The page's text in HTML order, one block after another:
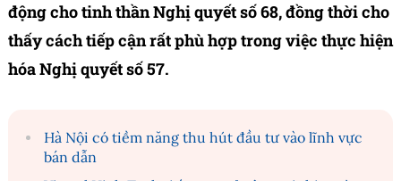
động cho tinh thần Nghị quyết số 68, đồng thời cho
thấy cách tiếp cận rất phù hợp trong việc thực hiện
hóa Nghị quyết số 57.
Hà Nội có tiềm năng thu hút đầu tư vào lĩnh vực
bán dẫn